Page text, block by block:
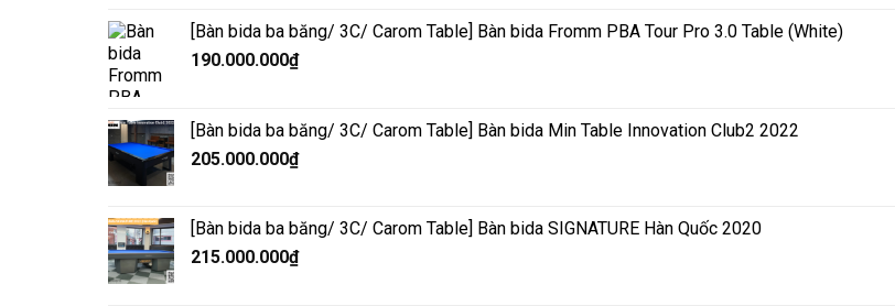
[Bàn bida ba băng/ 3C/ Carom Table] Bàn bida Fromm PBA Tour Pro 3.0 Table (White)
190.000.000₫
[Bàn bida ba băng/ 3C/ Carom Table] Bàn bida Min Table Innovation Club2 2022
205.000.000₫
[Bàn bida ba băng/ 3C/ Carom Table] Bàn bida SIGNATURE Hàn Quốc 2020
215.000.000₫